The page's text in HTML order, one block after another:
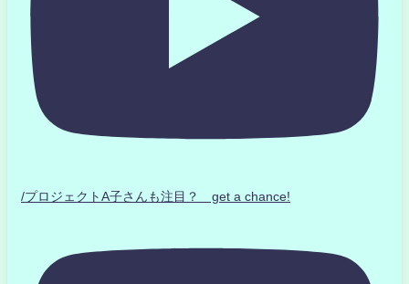
/プロジェクトA子さんも注目？ get a chance!